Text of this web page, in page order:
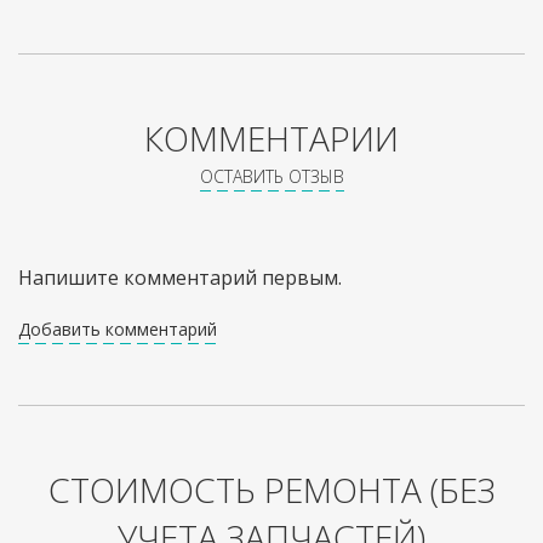
КОММЕНТАРИИ
ОСТАВИТЬ ОТЗЫВ
Напишите комментарий первым.
Добавить комментарий
СТОИМОСТЬ РЕМОНТА(БЕЗ